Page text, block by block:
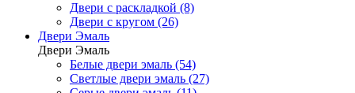
Двери с раскладкой (8)
Двери с кругом (26)
Двери Эмаль
Двери Эмаль
Белые двери эмаль (54)
Светлые двери эмаль (27)